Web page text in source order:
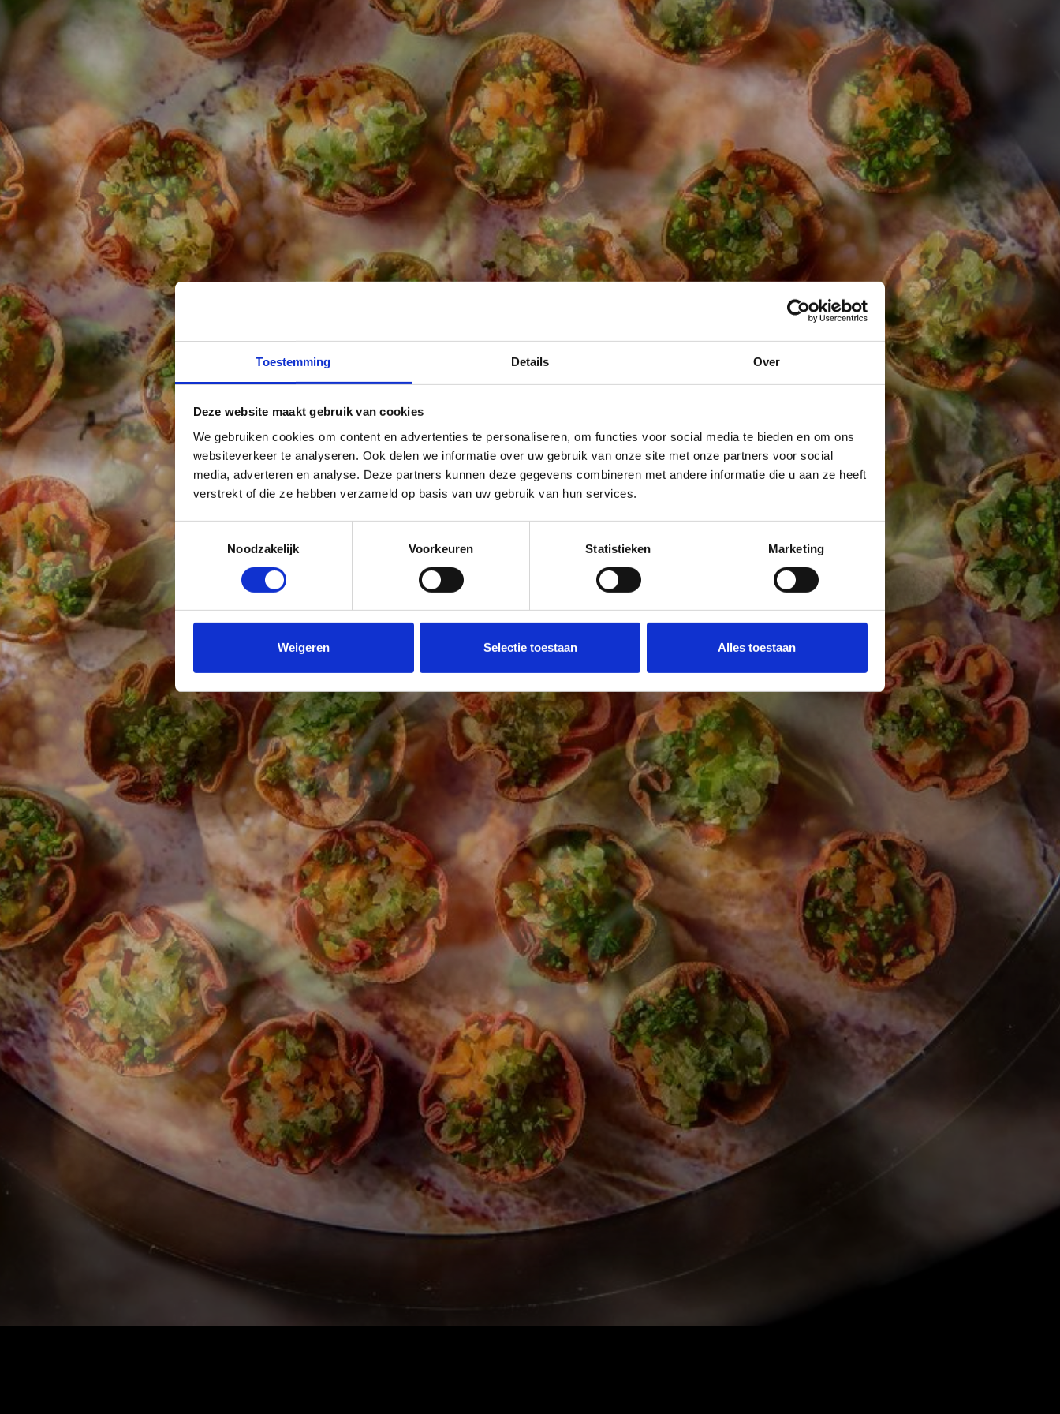
Toestemming Details Over
Deze website maakt gebruik van cookies
We gebruiken cookies om content en advertenties te personaliseren, om functies voor social media te bieden en om ons
websiteverkeer te analyseren. Ook delen we informatie over uw gebruik van onze site met onze partners voor social
media, adverteren en analyse. Deze partners kunnen deze gegevens combineren met andere informatie die u aan ze heeft
verstrekt of die ze hebben verzameld op basis van uw gebruik van hun services.
Noodzakelijk
Voorkeuren Statistieken Marketing
Weigeren Selectie toestaan Alles toestaan